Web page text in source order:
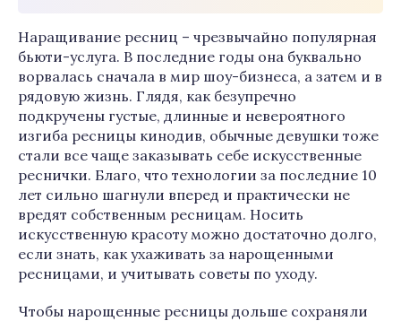
Наращивание ресниц – чрезвычайно популярная
бьюти-услуга. В последние годы она буквально
ворвалась сначала в мир шоу-бизнеса, а затем и в
рядовую жизнь. Глядя, как безупречно
подкручены густые, длинные и невероятного
изгиба ресницы кинодив, обычные девушки тоже
стали все чаще заказывать себе искусственные
реснички. Благо, что технологии за последние 10
лет сильно шагнули вперед и практически не
вредят собственным ресницам. Носить
искусственную красоту можно достаточно долго,
если знать, как ухаживать за нарощенными
ресницами, и учитывать советы по уходу.
Чтобы нарощенные ресницы дольше сохраняли